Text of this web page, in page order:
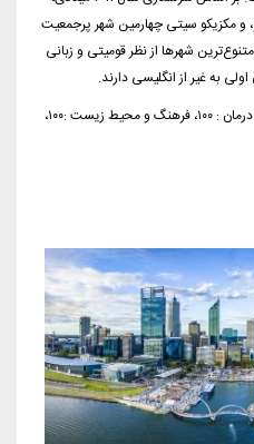
و مکزیکو سیتی چهارمین شهر پرجمعیت
شهرها از نظر قومیتی و زبانی
امتیاز کلی : ۹۷/۳، ثبات: ۹۵، بهداشت و درمان : ۱۰۰، فرهنگ و محیط زیست :۱۰۰،